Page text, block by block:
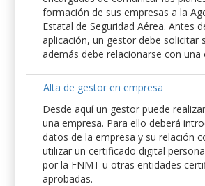
formación de sus empresas a la
Estatal de Seguridad Aérea. Antes
aplicación, un gestor debe solicitar
además debe relacionarse con una
Alta de gestor en empresa
Desde aquí un gestor puede
una empresa. Para ello deberá
datos de la empresa y su relación
utilizar un certificado digital
por la FNMT u otras entidades
aprobadas.